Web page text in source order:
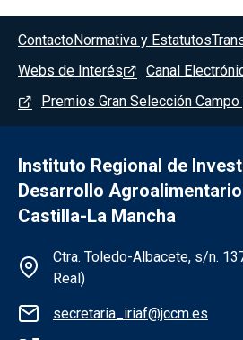
Menú del pie
ContactoNormativa y Estatutos
Webs de Interés
Canal
Premios Gran Selección
Instituto Regional de
Desarrollo
Castilla-La Mancha
Información de la
Ctra. Toledo-Albacete, s/n.
Real)
secretaria_iriaf@jccm.es